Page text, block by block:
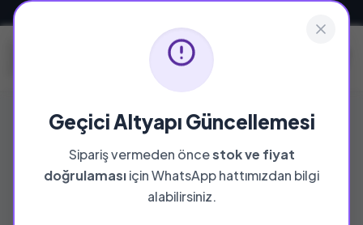
Geçici Altyapı Güncellemesi
Sipariş vermeden öncestok ve fiyat
doğrulamasıiçin WhatsApp hattımızdan bilgi
alabilirsiniz.
YAYINEVI
Madve Yayınları